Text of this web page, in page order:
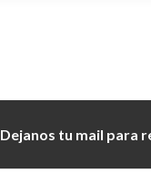
Dejanos tu mail para